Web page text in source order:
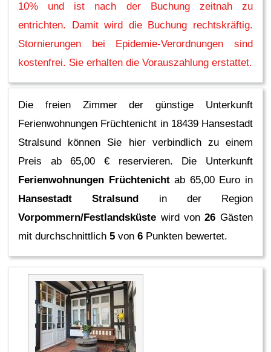
10% und ist nach der Buchung zeitnah zu
entrichten. Damit wird die Buchung rechtskräftig.
Stornierungen bei Epidemie-Verordnungen sind
kostenfrei. Sie erhalten die Vorauszahlung erstattet.
Die freien Zimmer der günstige Unterkunft
Ferienwohnungen Früchtenicht in 18439 Hansestadt
Stralsund können Sie hier verbindlich zu einem
Preis ab 65,00 € reservieren. Die Unterkunft
Ferienwohnungen Früchtenichtab 65,00 Euro in
Hansestadt Stralsund in der Region
Vorpommern/Festlandsküste wird von26 Gästen
mit durchschnittlich5 von6 Punkten bewertet.